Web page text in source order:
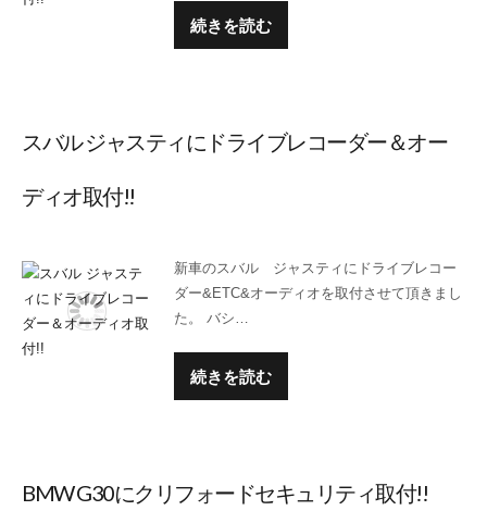
続きを読む
スバル ジャスティにドライブレコーダー＆オー
ディオ取付!!
新車のスバル ジャスティにドライブレコー
ダー&ETC&オーディオを取付させて頂きまし
た。 バシ…
続きを読む
BMW G30にクリフォードセキュリティ取付!!